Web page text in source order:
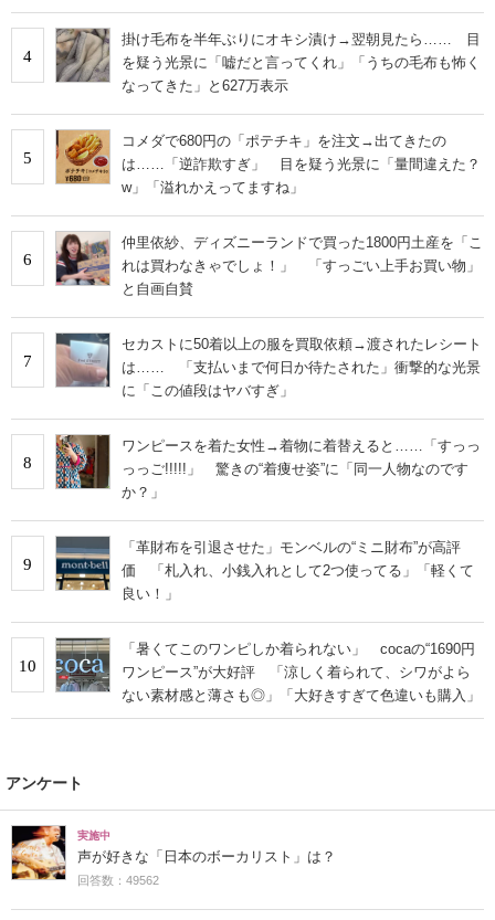
4
掛け毛布を半年ぶりにオキシ漬け→翌朝見たら…… 目
を疑う光景に「嘘だと言ってくれ」「うちの毛布も怖く
なってきた」と627万表示
5
コメダで680円の「ポテチキ」を注文→出てきたの
は……「逆詐欺すぎ」 目を疑う光景に「量間違えた？
w」「溢れかえってますね」
6
仲里依紗、ディズニーランドで買った1800円土産を「こ
れは買わなきゃでしょ！」 「すっごい上手お買い物」
と自画自賛
7
セカストに50着以上の服を買取依頼→渡されたレシート
は…… 「支払いまで何日か待たされた」衝撃的な光景
に「この値段はヤバすぎ」
8
ワンピースを着た女性→着物に着替えると……「すっっ
っっご!!!!!」 驚きの“着痩せ姿”に「同一人物なのです
か？」
9
「革財布を引退させた」モンベルの“ミニ財布”が高評
価 「札入れ、小銭入れとして2つ使ってる」「軽くて
良い！」
10
「暑くてこのワンピしか着られない」 cocaの“1690円
ワンピース”が大好評 「涼しく着られて、シワがよら
ない素材感と薄さも◎」「大好きすぎて色違いも購入」
アンケート
実施中
声が好きな「日本のボーカリスト」は？
回答数：49562